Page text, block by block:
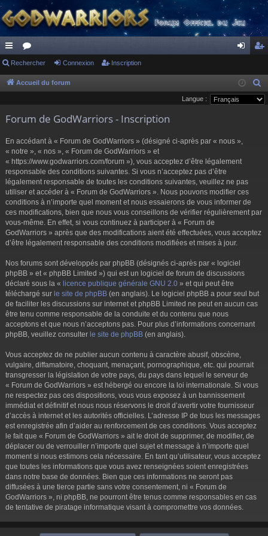
ac
co
ci
or
u
s
ne cri
pti
Rechercher Connexion Inscription
Accueil du forum
e
Langue :
Forum de GodWarriors - Inscription
En accédant à « Forum de GodWarriors » (désigné ci-après par « nous »,
« notre », « nos », « Forum de GodWarriors » et
« https://www.godwarriors.com/forum »), vous acceptez d’être légalement
responsable des conditions suivantes. Si vous n’acceptez pas d’être
légalement responsable de toutes les conditions suivantes, veuillez ne pas
utiliser et accéder à « Forum de GodWarriors ». Nous pouvons modifier ces
conditions à n’importe quel moment et nous essaierons de vous informer de
ces modifications, bien que nous vous conseillons de vérifier régulièrement par
vous-même. En effet, si vous continuez à participer à « Forum de
GodWarriors » après que des modifications aient été effectuées, vous acceptez
d’être légalement responsable des conditions modifiées et mises à jour.
Nos forums sont développés par phpBB (désignés ci-après par « logiciel
phpBB » et « phpBB Limited ») qui est un logiciel de forum de discussions
déclaré sous la « licence publique générale GNU 2.0 » et qui peut être
téléchargé sur le site de phpBB (en anglais). Le logiciel phpBB a pour seul but
de faciliter les discussions sur internet et phpBB Limited ne peut en aucun cas
être tenu comme responsable de la conduite et du contenu que nous
acceptons et que nous n’acceptons pas. Pour plus d’informations concernant
phpBB, veuillez consulter le site de phpBB (en anglais).
Vous acceptez de ne publier aucun contenu à caractère abusif, obscène,
vulgaire, diffamatoire, choquant, menaçant, pornographique, etc. qui pourrait
transgresser la législation de votre pays, du pays dans lequel le serveur de
« Forum de GodWarriors » est hébergé ou encore la loi internationale. Si vous
ne respectez pas ces dispositions, vous vous exposez à un bannissement
immédiat et définitif et nous nous réservons le droit d’avertir votre fournisseur
d’accès à internet et les autorités officielles. L’adresse IP de tous les messages
est enregistrée afin d’aider au renforcement de ces conditions. Vous acceptez
le fait que « Forum de GodWarriors » ait le droit de supprimer, de modifier, de
déplacer ou de verrouiller n’importe quel sujet et message à n’importe quel
moment si nous estimons cela nécessaire. En tant qu’utilisateur, vous acceptez
que toutes les informations que vous avez renseignées soient enregistrées
dans notre base de données. Bien que ces informations ne seront pas
diffusées à une tierce partie sans votre consentement, ni « Forum de
GodWarriors », ni phpBB, ne pourront être tenus comme responsables en cas
de tentative de piratage informatique visant à compromettre vos données.